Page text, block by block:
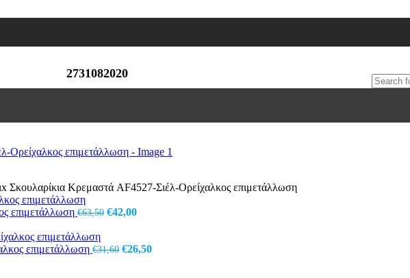
2731082020
Σκουλαρίκια Κρεμαστά AF4527-Σιέλ-Ορείχαλκος επιμετάλλωση
επιμετάλλωση €63,50 Original
€63,50.
€42,00Η
είναι:
επιμετάλλωση €31,60 Original
€26,50Η